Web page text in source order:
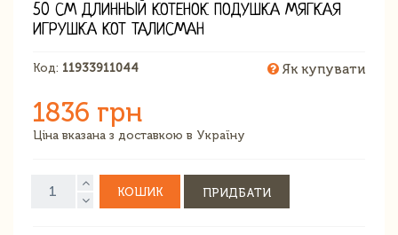
50 СМ ДЛИННЫЙ КОТЕНОК ПОДУШКА МЯГКАЯ
ИГРУШКА КОТ ТАЛИСМАН
Код: 11933911044 Як купувати
1836 грн
Ціна вказана з доставкою в Україну
КОШИК ПРИДБАТИ